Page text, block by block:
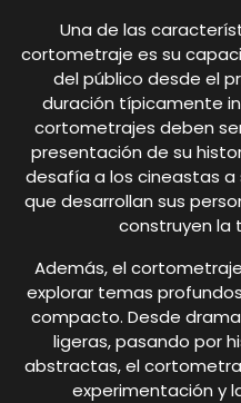
Una de las
cortometraje es su
del público desde el
duración típicamente
cortometrajes deben
presentación de su
desafía a los cineastas
que desarrollan sus
construyen la
Además, el
explorar temas
compacto. Desde
ligeras, pasando por
abstractas, el
experimentación y